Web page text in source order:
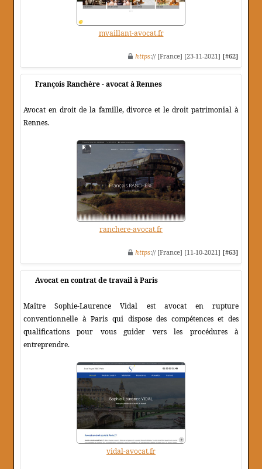
mvaillant-avocat.fr
https:// [France] [23-11-2021] [#62]
François Ranchère - avocat à Rennes
Avocat en droit de la famille, divorce et le droit patrimonial à
Rennes.
ranchere-avocat.fr
https:// [France] [11-10-2021] [#63]
Avocat en contrat de travail à Paris
Maître Sophie-Laurence Vidal est avocat en rupture
conventionnelle à Paris qui dispose des compétences et des
qualifications pour vous guider vers les procédures à
entreprendre.
vidal-avocat.fr